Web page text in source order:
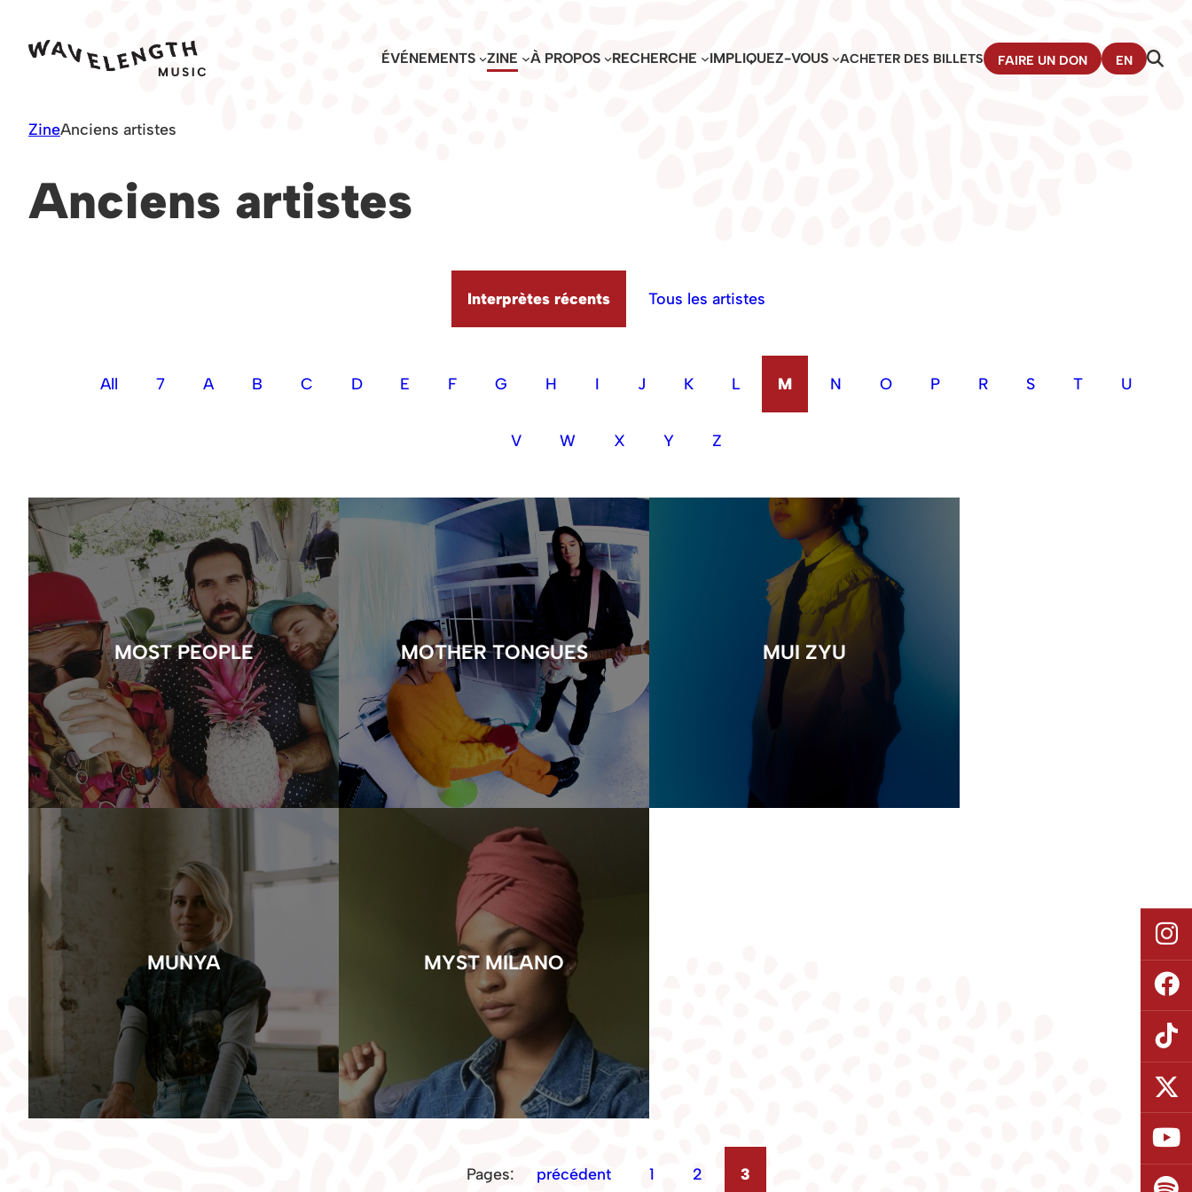
content
ÉVÉNEMENTS ZINE À PROPOS RECHERCHE IMPLIQUEZ-VOUS ACHETER DES BILLETS FAIRE UN DON EN
ZineAnciens artistes
Anciens artistes
Interprètes récents Tous les artistes
All 7 A B C D E F G H I J K L M N O P R S T U
V W X Y Z
MOST PEOPLE MOTHER TONGUES MUI ZYU
MUNYA MYST MILANO
Pages: précédent 1 2 3